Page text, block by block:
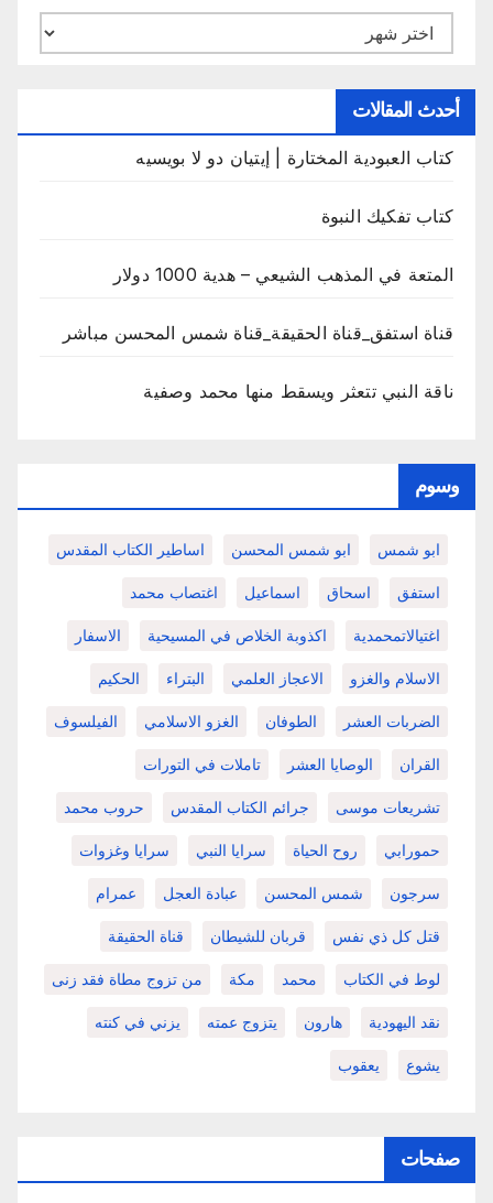
الأرشيف
أحدث المقالات
كتاب العبودية المختارة | إيتيان دو لا بويسيه
كتاب تفكيك النبوة
المتعة في المذهب الشيعي – هدية 1000 دولار
قناة استفق_قناة الحقيقة_قناة شمس المحسن مباشر
ناقة النبي تتعثر ويسقط منها محمد وصفية
وسوم
ابو شمس ابو شمس المحسن اساطير الكتاب المقدس
استفق اسحاق اسماعيل اغتصاب محمد
اغتيالاتمحمدية اكذوبة الخلاص في المسيحية الاسفار
الاسلام والغزو الاعجاز العلمي البتراء الحكيم
الضربات العشر الطوفان الغزو الاسلامي الفيلسوف
القران الوصايا العشر تاملات في التورات
تشريعات موسى جرائم الكتاب المقدس حروب محمد
حمورابي روح الحياة سرايا النبي سرايا وغزوات
سرجون شمس المحسن عبادة العجل عمرام
قتل كل ذي نفس قربان للشيطان قناة الحقيقة
لوط في الكتاب محمد مكة من تزوج مطاة فقد زنى
نقد اليهودية هارون يتزوج عمته يزني في كنته
يشوع يعقوب
صفحات